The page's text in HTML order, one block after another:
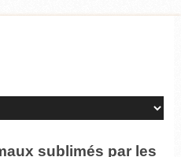
sublimés par les